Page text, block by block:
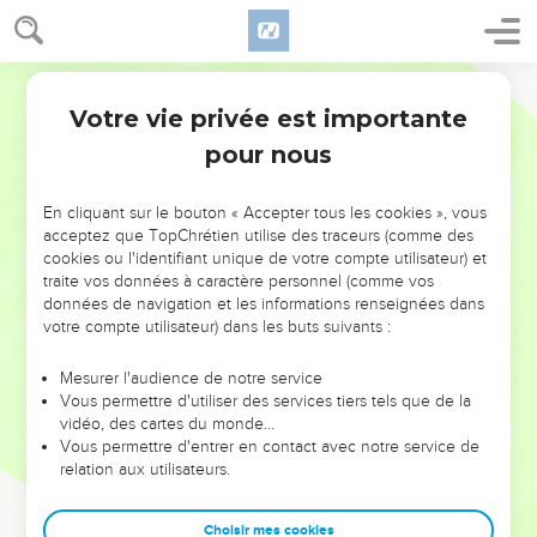
NE MANQUEZ PAS L’ÉVÉNEMENT
DE L’ANNÉE !
ET SI LEURS ERREURS POUVAIENT VOUS ÉVITER LES
VOTRES ?
leur foi ou leur vision. Mais on voit moins les doutes, les erreurs
et les saisons difficiles qu'ils ont traversés, alors même que ce
sont elles qui les ont façonnés.
Dans cette conférence, leaders, entrepreneurs, et responsables
clés pour avancer avec plus de sagesse afin que leurs erreurs
Votre vie privée est importante
pour nous
En cliquant sur le bouton « Accepter tous les cookies », vous
acceptez que TopChrétien utilise des traceurs (comme des
cookies ou l'identifiant unique de votre compte utilisateur) et
traite vos données à caractère personnel (comme vos
données de navigation et les informations renseignées dans
votre compte utilisateur) dans les buts suivants :
Mesurer l'audience de notre service
Vous permettre d'utiliser des services tiers tels que de la
vidéo, des cartes du monde…
Vous permettre d'entrer en contact avec notre service de
relation aux utilisateurs.
Choisir mes cookies